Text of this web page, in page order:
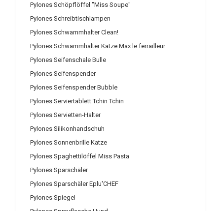
Pylones Schöpflöffel "Miss Soupe"
Pylones Schreibtischlampen
Pylones Schwammhalter Clean!
Pylones Schwammhalter Katze Max le ferrailleur
Pylones Seifenschale Bulle
Pylones Seifenspender
Pylones Seifenspender Bubble
Pylones Serviertablett Tchin Tchin
Pylones Servietten-Halter
Pylones Silikonhandschuh
Pylones Sonnenbrille Katze
Pylones Spaghettilöffel Miss Pasta
Pylones Sparschäler
Pylones Sparschäler Eplu'CHEF
Pylones Spiegel